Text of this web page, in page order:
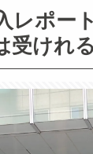
レポー
受けれ